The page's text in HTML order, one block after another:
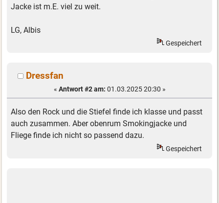
Jacke ist m.E. viel zu weit.
LG, Albis
Gespeichert
Dressfan
« Antwort #2 am: 01.03.2025 20:30 »
Also den Rock und die Stiefel finde ich klasse und passt
auch zusammen. Aber obenrum Smokingjacke und
Fliege finde ich nicht so passend dazu.
Gespeichert